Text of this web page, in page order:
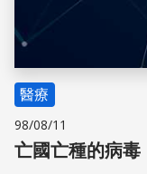
醫療
98/08/11
亡國亡種的病毒